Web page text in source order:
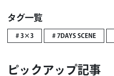
タグ一覧
# 3×3 # 7DAYS SCENE
ピックアップ記事